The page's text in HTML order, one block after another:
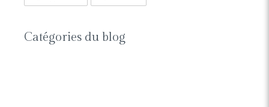
Catégories du blog